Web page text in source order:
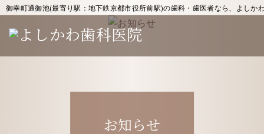
御幸町通御池(最寄り駅：地下鉄京都市役所前駅)の歯科・歯医者なら、よしか
お知らせ